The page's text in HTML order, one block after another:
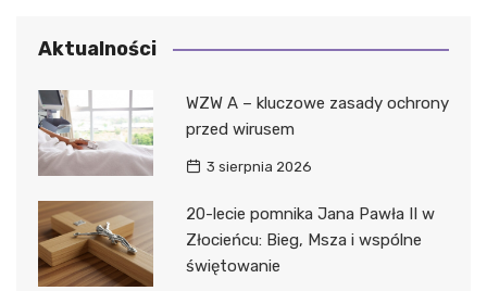
Aktualności
WZW A – kluczowe zasady ochrony
przed wirusem
3 sierpnia 2026
20-lecie pomnika Jana Pawła II w
Złocieńcu: Bieg, Msza i wspólne
świętowanie